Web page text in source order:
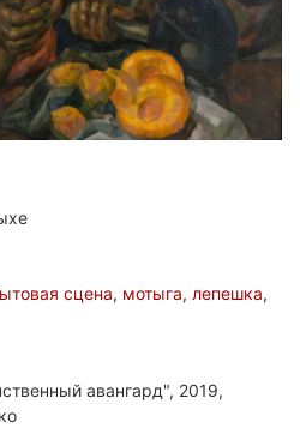
сцена, мотыга, лепешка,
авангард", 2019,